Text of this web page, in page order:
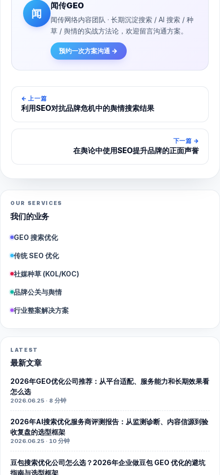
闻
闻传GEO
闻传网络内容团队 · 长期沉淀搜索 / AI 搜索 / 种
草 / 舆情的实战方法论，欢迎留言沟通方案。
预约一次方案沟通 →
← 上一篇
利用SEO对抗品牌危机中的舆情搜索结果
下一篇 →
在舆论中使用SEO提升品牌的正面声誉
OUR SERVICES
我们的业务
GEO 搜索优化
传统 SEO 优化
社媒种草 (KOL/KOC)
品牌公关与舆情
行业整案解决方案
LATEST
最新文章
2026年GEO优化公司推荐：从平台适配、服务能力和长期效果看
怎么选
2026.06.25 · 8 分钟
2026年AI搜索优化服务商评测报告：从监测诊断、内容信源到验
收复盘的选型框架
2026.06.25 · 10 分钟
豆包搜索优化公司怎么选？2026年企业做豆包 GEO 优化的避坑
指南与选型框架